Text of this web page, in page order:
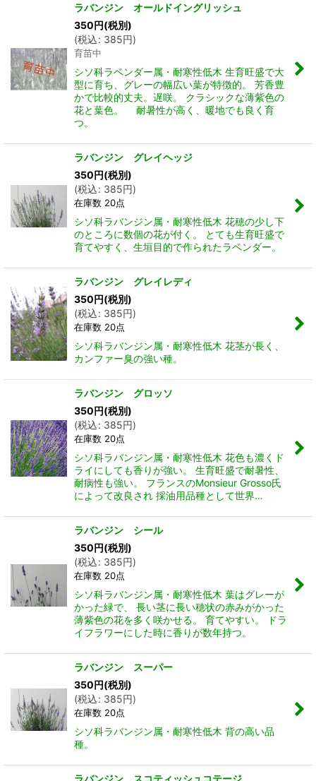
ラバンジン オールドイングリッシュ
350円(税別)
(税込: 385円)
育苗中
シソ科ラベンダー属・耐寒性低木 生育旺盛で大
型に育ち、グレーの幅広い葉が特徴的。 芳香豊
かで比較的丈夫。遅咲。 クラシックな薄紫色の
花と葉色。 耐暑性が高く、暖地でも良く育
つ。
ラバンジン グレイヘッジ
350円(税別)
(税込: 385円)
在庫数 20点
シソ科ラバンジン属・耐寒性低木 花穂の少し下
のところに数個の花が付く。 とても生育旺盛で
育てやすく、生垣目的で作られたラベンダー。
ラバンジン グレイレディ
350円(税別)
(税込: 385円)
在庫数 20点
シソ科ラバンジン属・耐寒性低木 花茎が長く、
カンファー臭の強い種。
ラバンジン グロッソ
350円(税別)
(税込: 385円)
在庫数 20点
シソ科ラバンジン属・耐寒性低木 花色も濃くド
ライにしても香りが強い。 生育旺盛で耐暑性、
耐病性も強い。 フランスのMonsieur Grosso氏
によって改良され 採油用品種として世界…
ラバンジン シール
350円(税別)
(税込: 385円)
在庫数 20点
シソ科ラバンジン属・耐寒性低木 葉はグレーが
かった緑で、 長い茎に長い穂状の赤みがかった
薄紫色の花を多く咲かせる。 育てやすい。 ドラ
イフラワーにした時に香りが数年持つ。
ラバンジン スーパー
350円(税別)
(税込: 385円)
在庫数 20点
シソ科ラバンジン属・耐寒性低木 背の高い品
種。